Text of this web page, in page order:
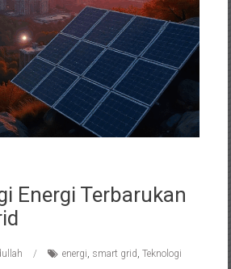
Energi Terbarukan
energi, smart grid, Teknologi